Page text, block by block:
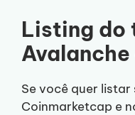
Listing do
Se você quer listar
Coinmarketcap e